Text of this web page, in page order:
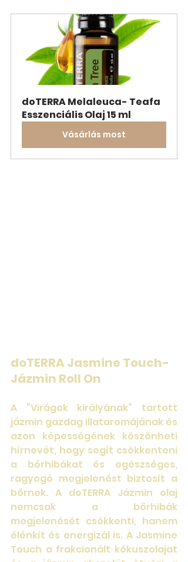
doTERRA Melaleuca- Teafa
Esszenciális Olaj 15 ml
Vásárlás most
doTERRA Jasmine Touch-
Jázmin Roll On
A ”Virágok királyának” tartott
jázmin gazdag illataromájának és
azon képességének köszönheti
hírnevét, hogy segít csökkenteni
a bőrhibákat és egészséges,
ragyogó megjelenést biztosít a
bőrnek. A doTERRA Jázmin olaj
nemcsak a bőrhibák
megjelenését csökkenti, hanem
élénkít és energizál is. A Jasmine
Touch a frakcionált kókuszolajat